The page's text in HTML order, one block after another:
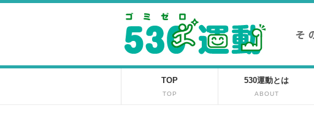
TOP
TOP
530運動とは
ABOUT